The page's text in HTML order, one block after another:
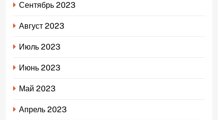
Сентябрь 2023
Август 2023
Июль 2023
Июнь 2023
Май 2023
Апрель 2023